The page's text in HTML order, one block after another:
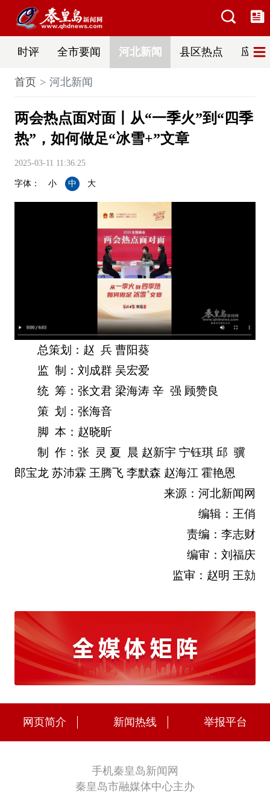
时评 全市要闻 河北新闻 县区热点 应急
首页 河北新闻
两会热点面对面丨从“一季火”到“四季
热”，如何做足“冰雪+”文章
2025-03-11 11:36:25
字体： 小 中 大
总策划：赵 兵 曹阳葵
监 制：刘成群 吴宏爱
统 筹：张文君 梁海涛 辛 强 顾赞良
策 划：张海音
脚 本：赵晓昕
制 作：张 灵 夏 晨 赵新宇 宁钰琪 邱 骥
郎宝龙 苏沛霖 王腾飞 李默森 赵海江 霍艳恩
来源：河北新闻网
编辑：王俏
责编：李志财
编审：刘福庆
监审：赵明 王勍
网页简介 新闻热线 举报平台
手机秦皇岛新闻网
秦皇岛市融媒体中心主办